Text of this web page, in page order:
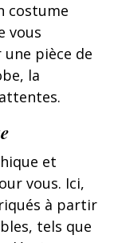
costume
vous
pièce de
la
et
vous. Ici,
à partir
tels que